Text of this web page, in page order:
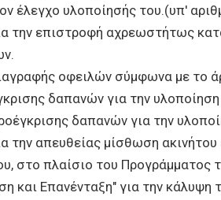
έλεγχο υλοποίησής του.(υπ'
την επιστροφή αχρεωστήτως
οφειλών σύμφωνα με το
δαπανών για την
δαπανών για την
την απευθείας μίσθωση ακινήτου
στο πλαίσιο του Προγράμματος
και Επανένταξη" για την